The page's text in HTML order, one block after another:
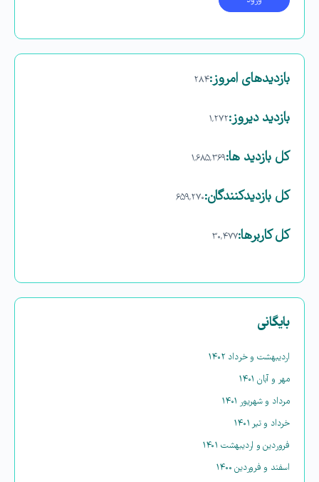
بازدیدهای امروز:۲۸۴
بازدید دیروز:۱,۲۷۲
کل بازدید ها:۱,۶۸۵,۳۶۹
کل بازدیدکنند‌گان:۶۵۹,۲۷۰
کل کاربرها:۳۰,۴۷۷
بایگانی
اردیبهشت و خرداد ۱۴۰۲
مهر و آبان ۱۴۰۱
مرداد و شهریور ۱۴۰۱
خرداد و تیر ۱۴۰۱
فروردین و اردیبهشت ۱۴۰۱
اسفند و فروردین ۱۴۰۰